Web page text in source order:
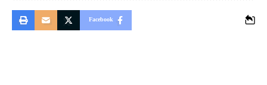
Facebook